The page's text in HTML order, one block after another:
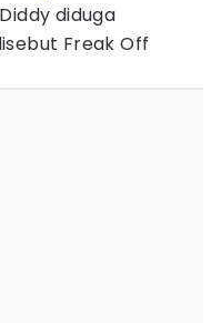
Diddy diduga
Freak Off